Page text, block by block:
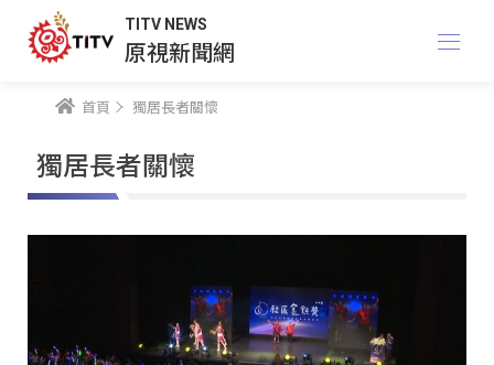
TITV NEWS
原視新聞網
首頁 獨居長者關懷
獨居長者關懷